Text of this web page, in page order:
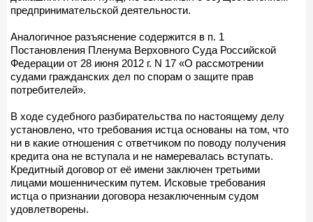
предпринимательской деятельности.
Аналогичное разъяснение содержится в п. 1
Постановления Пленума Верховного Суда Российской
Федерации от 28 июня 2012 г. N 17 «О рассмотрении
судами гражданских дел по спорам о защите прав
потребителей».
В ходе судебного разбирательства по настоящему делу
установлено, что требования истца основаны на том, что
ни в какие отношения с ответчиком по поводу получения
кредита она не вступала и не намеревалась вступать.
Кредитный договор от её имени заключен третьими
лицами мошенническим путем. Исковые требования
истца о признании договора незаключенным судом
удовлетворены.